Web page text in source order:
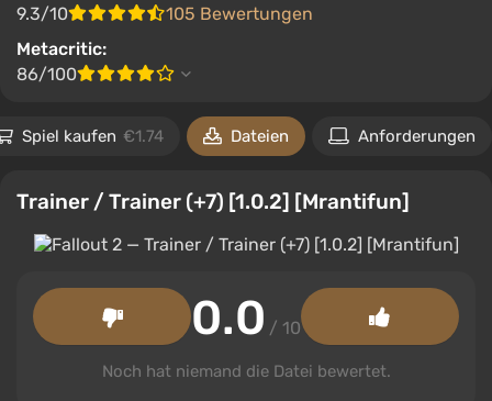
9.3/10
105 Bewertungen
Metacritic:
86/100
Spiel kaufen €1.74 Dateien Anforderungen
Trainer / Trainer (+7) [1.0.2] [Mrantifun]
0.0 / 10
Noch hat niemand die Datei bewertet.